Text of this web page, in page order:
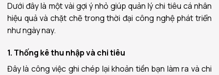
Dưới đây là một vài gợi ý nhỏ giúp quản lý chi tiêu cá nhân
hiệu quả và chặt chẽ trong thời đại công nghệ phát triển
như ngày nay.
1. Thống kê thu nhập và chi tiêu
Đây là công việc ghi chép lại khoản tiền bạn làm ra và chi